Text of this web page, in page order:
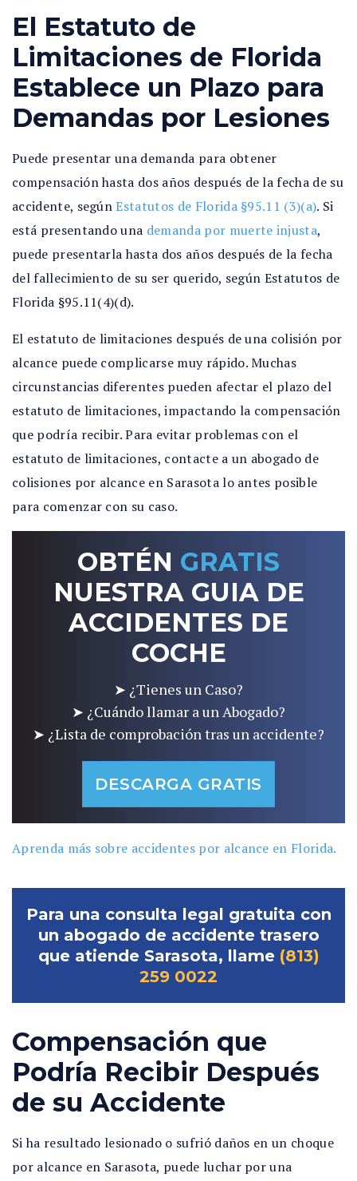
El Estatuto de
Limitaciones de Florida
Establece un Plazo para
Demandas por Lesiones
Puede presentar una demanda para obtener
compensación hasta dos años después de la fecha de su
accidente, segúnEstatutos de Florida §95.11 (3)(a). Si
está presentando una demanda por muerte injusta,
puede presentarla hasta dos años después de la fecha
del fallecimiento de su ser querido, según Estatutos de
Florida §95.11(4)(d).
El estatuto de limitaciones después de una colisión por
alcance puede complicarse muy rápido. Muchas
circunstancias diferentes pueden afectar el plazo del
estatuto de limitaciones, impactando la compensación
que podría recibir. Para evitar problemas con el
estatuto de limitaciones, contacte a un abogado de
colisiones por alcance en Sarasota lo antes posible
para comenzar con su caso.
OBTÉN GRATIS
NUESTRA GUIA DE
ACCIDENTES DE
COCHE
➤ ¿Tienes un Caso?
➤ ¿Cuándo llamar a un Abogado?
➤ ¿Lista de comprobación tras un accidente?
DESCARGA GRATIS
Aprenda más sobre accidentes por alcance en Florida.
Para una consulta legal gratuita con
un abogado de accidente trasero
que atiende Sarasota, llame (813)
259 0022
Compensación que
Podría Recibir Después
de su Accidente
Si ha resultado lesionado o sufrió daños en un choque
por alcance en Sarasota, puede luchar por una